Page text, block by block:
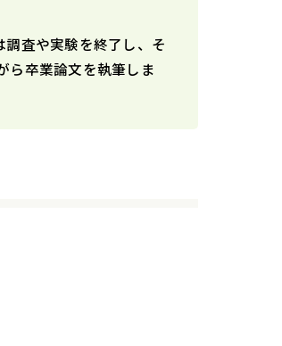
査や実験を終了し、そ
ら卒業論文を執筆しま